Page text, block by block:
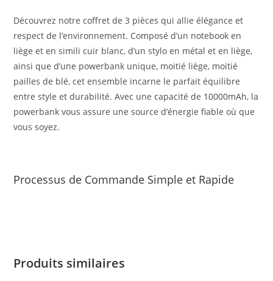
Découvrez notre coffret de 3 pièces qui allie élégance et
respect de l’environnement. Composé d’un notebook en
liège et en simili cuir blanc, d’un stylo en métal et en liège,
ainsi que d’une powerbank unique, moitié liège, moitié
pailles de blé, cet ensemble incarne le parfait équilibre
entre style et durabilité. Avec une capacité de 10000mAh, la
powerbank vous assure une source d’énergie fiable où que
vous soyez.
Processus de Commande Simple et Rapide
Produits similaires